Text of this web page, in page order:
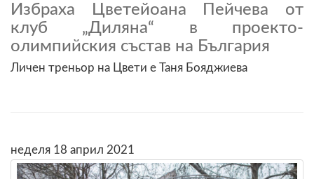
Избраха Цветейоана Пейчева от
клуб „Диляна“ в проекто-
олимпийския състав на България
Личен треньор на Цвети е Таня Бояджиева
неделя 18 април 2021